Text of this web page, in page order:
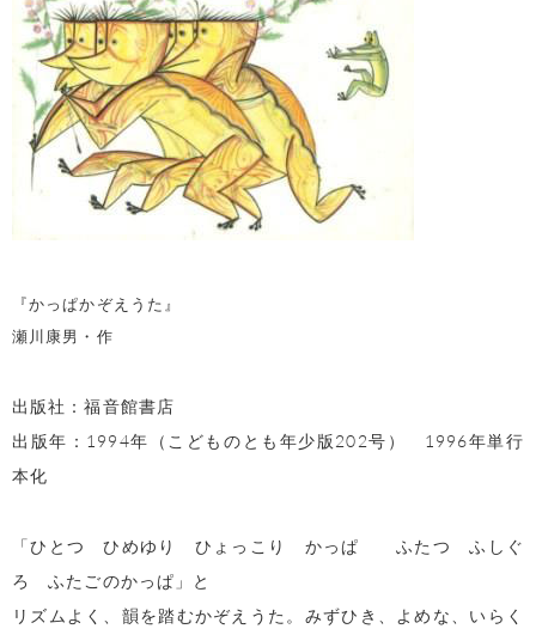
『かっぱかぞえうた』
瀬川康男・作
出版社：福音館書店
出版年：1994年（こどものとも年少版202号） 1996年単行
本化
「ひとつ ひめゆり ひょっこり かっぱ ふたつ ふしぐ
ろ ふたごのかっぱ」と
リズムよく、韻を踏むかぞえうた。みずひき、よめな、いらく